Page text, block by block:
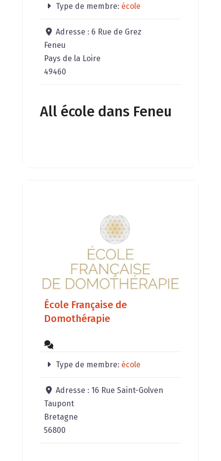
Type de membre: école
Adresse : 6 Rue de Grez
Feneu
Pays de la Loire
49460
All école dans Feneu
École Française de
Domothérapie
Type de membre: école
Adresse : 16 Rue Saint-Golven
Taupont
Bretagne
56800